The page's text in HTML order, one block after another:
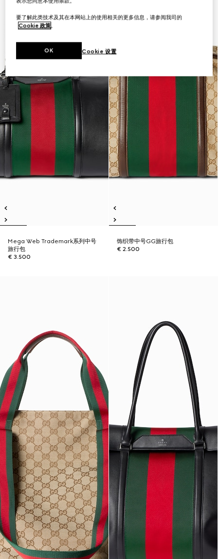
Mega Web Trademark系列中号
旅行包
€ 3.500
饰织带中号GG旅行包
€ 2.500
要了解此类技术及其在本网站上的使用相关的更多信息，请参阅我司的
Cookie 政策。
Cookie 设置
OK